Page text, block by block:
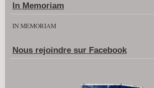
In Memoriam
IN MEMORIAM
Nous rejoindre sur Facebook